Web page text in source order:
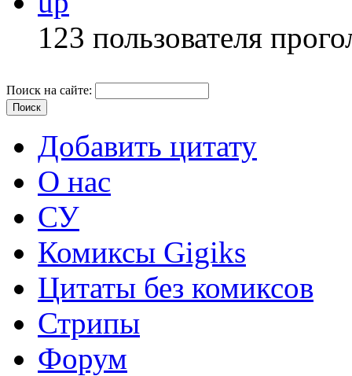
123 пользователя
Поиск на сайте:
Добавить цитату
О нас
СУ
Комиксы Gigiks
Цитаты без комиксов
Стрипы
Форум